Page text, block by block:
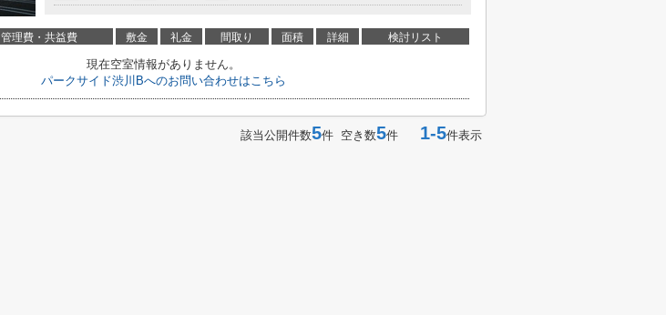
管理費・共益費 敷金 礼金 間取り 面積 詳細 検討リスト
現在空室情報がありません。
パークサイド渋川Bへのお問い合わせはこちら
該当公開件数5件 空き数5件 1-5件表示